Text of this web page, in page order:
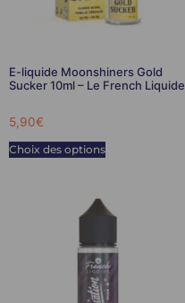
E-liquide Moonshiners Gold
Sucker 10ml – Le French Liquide
5,90€
Choix des options